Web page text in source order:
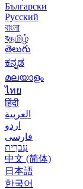
Български
Русский
বাংলা
বதமிழ்
తెలుగు
ಕನ್ನಡ
മലയാളം
ไทย
हिंदी
العربية
اردو
فارسی
עִברִית
中文 (简体)
日本語
한국어